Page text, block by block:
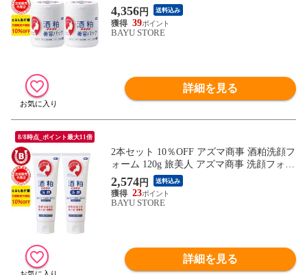
白 マスク 洗い流しタイプ アズマ商事パッ
ク 酒粕 旅美人パック 美白 アズマ商事美白
アズマ商事美白パック くすみ シミ 美白 乾
4,356円 送料込み
39
BAYU STORE
詳細を見る
8/8時点_ポイント最大11倍
2本セット 10％OFF アズマ商事 酒粕洗顔フ
ォーム 120g 旅美人 アズマ商事 洗顔フォー
ム 洗顔クリーム 乾燥肌 敏感肌 アズマ商事
酒粕 旅美人酒粕 アズマ商事 酒粕洗顔 旅美
人酒粕石鹸 旅美人洗顔フォーム くすみ 乾
2,574円 送料込み
23
BAYU STORE
詳細を見る